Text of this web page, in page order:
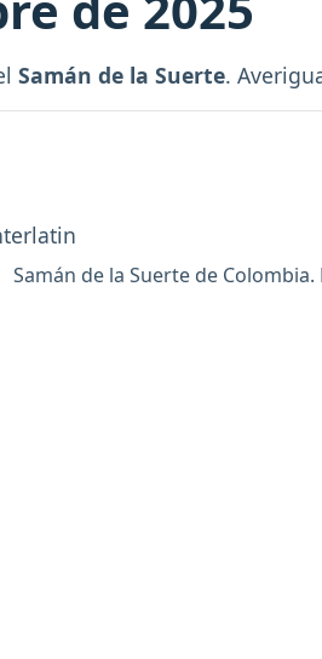
Samán de la Suerte.
Samán de la Suerte de